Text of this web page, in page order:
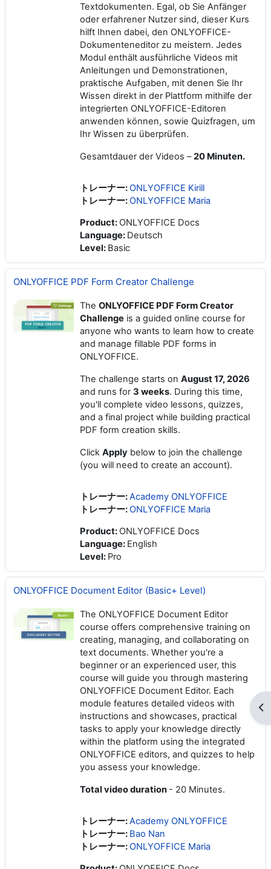
ブ
Textdokumenten. Egal, ob Sie Anfänger
oder erfahrener Nutzer sind, dieser Kurs
hilft Ihnen dabei, den ONLYOFFICE-
Dokumenteneditor zu meistern. Jedes
Modul enthält ausführliche Videos mit
Anleitungen und Demonstrationen,
praktische Aufgaben, mit denen Sie Ihr
Wissen direkt in der Plattform mithilfe der
integrierten ONLYOFFICE-Editoren
anwenden können, sowie Quizfragen, um
Ihr Wissen zu überprüfen.
Gesamtdauer der Videos –20 Minuten.
トレーナー:ONLYOFFICE Kirill
トレーナー:ONLYOFFICE Maria
Product: ONLYOFFICE Docs
Language: Deutsch
Level: Basic
ONLYOFFICE PDF Form Creator Challenge
The ONLYOFFICE PDF Form Creator
Challenge is a guided online course for
anyone who wants to learn how to create
and manage fillable PDF forms in
ONLYOFFICE.
The challenge starts on August 17, 2026
and runs for3 weeks. During this time,
you'll complete video lessons, quizzes,
and a final project while building practical
PDF form creation skills.
Click Apply below to join the challenge
(you will need to create an account).
トレーナー:Academy ONLYOFFICE
トレーナー:ONLYOFFICE Maria
Product: ONLYOFFICE Docs
Language: English
Level: Pro
ONLYOFFICE Document Editor (Basic+ Level)
The ONLYOFFICE Document Editor
course offers comprehensive training on
creating, managing, and collaborating on
text documents. Whether you're a
beginner or an experienced user, this
course will guide you through mastering
ONLYOFFICE Document Editor. Each
module features detailed videos with
instructions and showcases, practical
tasks to apply your knowledge directly
within the platform using the integrated
ONLYOFFICE editors, and quizzes to help
you assess your knowledge.
Total video duration - 20 Minutes.
トレーナー:Academy ONLYOFFICE
トレーナー: Bao Nan
トレーナー:ONLYOFFICE Maria